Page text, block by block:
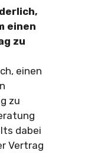
einen
zu
einen
zu
dabei
Vertrag